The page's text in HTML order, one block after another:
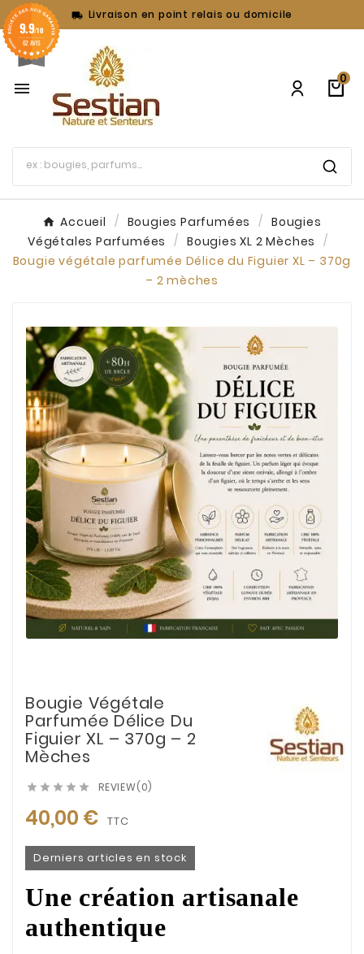
 Livraison en point relais ou domicile

0
Accueil Bougies Parfumées
Bougies
Végétales Parfumées
Bougies XL 2 Mèches
Bougie végétale parfumée Délice du Figuier XL – 370g
– 2 mèches
Bougie Végétale
Parfumée Délice Du
Figuier XL – 370g – 2
Mèches
     REVIEW(0)
40,00 € TTC
Derniers articles en stock
Une création artisanale
authentique
9.9/10
62 AVIS